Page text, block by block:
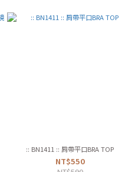
:: BN1411 :: 肩帶平口BRA TOP
NT$550